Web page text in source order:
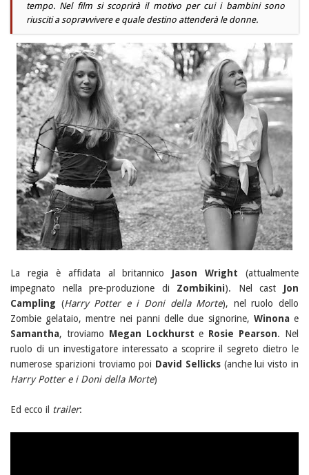
tempo. Nel film si scoprirà il motivo per cui i bambini sono
riusciti a sopravvivere e quale destino attenderà le donne.
La regia è affidata al britannico Jason Wright (attualmente
impegnato nella pre-produzione di Zombikini). Nel cast Jon
Campling (Harry Potter e i Doni della Morte), nel ruolo dello
Zombie gelataio, mentre nei panni delle due signorine, Winonae
Samantha, troviamo Megan Lockhurst e Rosie Pearson. Nel
ruolo di un investigatore interessato a scoprire il segreto dietro le
numerose sparizioni troviamo poi David Sellicks(anche lui visto in
Harry Potter e i Doni della Morte)
Ed ecco il trailer: